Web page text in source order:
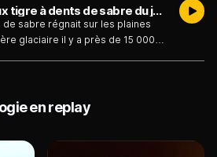
Le mystérieux tigre à dents de sabre du jeudi 25 septembre
de sabre régnait sur les plaines
glaciaire il y a près de 15 000
ce fauve préhistorique. Ces
également permettre de lever le
la mégafaune.
en replay